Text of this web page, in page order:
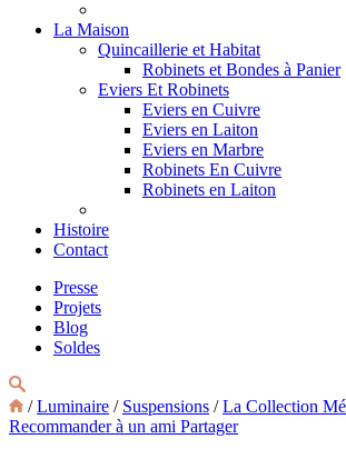
La Maison
Quincaillerie et Habitat
Robinets et Bondes à Panier
Eviers Et Robinets
Eviers en Cuivre
Eviers en Laiton
Eviers en Marbre
Robinets En Cuivre
Robinets en Laiton
Histoire
Contact
Presse
Projets
Blog
Soldes
/Luminaire / Suspensions /La Collection
Recommander à un ami Partager